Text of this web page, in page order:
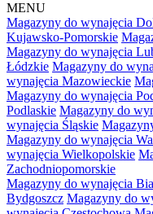
MENU
Magazyny do wynajęcia
Kujawsko-Pomorskie
Magazyny do wynajęcia
Łódzkie Magazyny do
wynajęcia Mazowieckie
Magazyny do wynajęcia
Podlaskie Magazyny do
wynajęcia Śląskie
Magazyny do wynajęcia
wynajęcia Wielkopolskie
Zachodniopomorskie
Magazyny do wynajęcia
Bydgoszcz Magazyny do